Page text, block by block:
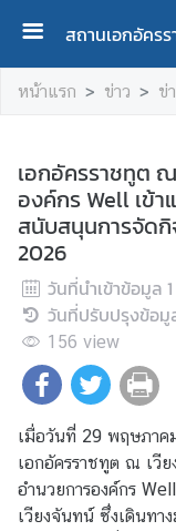
สถานเอกอัคร
ห
น้
ร
ก
เ
กี่
ย
ว
บ
อ
ท
.
หน้าแรก ข่าว ข่
เอกอัครราชทูต
องค์กร Well เข้
สนับสนุนการจัดกิ
2026
วันที่นำเข้าข้อมูล
วันที่ปรับปรุงข้อมู
156 view
เมื่อวันที่ 29 พฤษภาค
เอกอัครราชทูต ณ เวี
อำนวยการองค์กร
เวียงจันทน์ ซึ่งเดินทา